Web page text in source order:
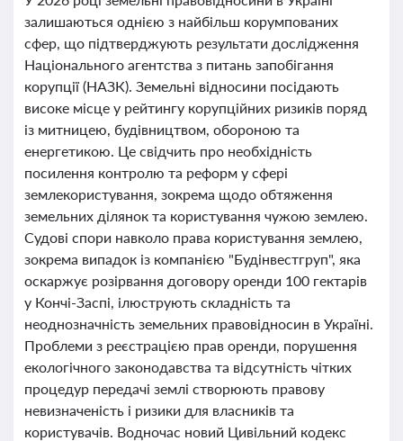
залишаються однією з найбільш корумпованих
сфер, що підтверджують результати дослідження
Національного агентства з питань запобігання
корупції (НАЗК). Земельні відносини посідають
високе місце у рейтингу корупційних ризиків поряд
із митницею, будівництвом, обороною та
енергетикою. Це свідчить про необхідність
посилення контролю та реформ у сфері
землекористування, зокрема щодо обтяження
земельних ділянок та користування чужою землею.
Судові спори навколо права користування землею,
зокрема випадок із компанією "Будінвестгруп", яка
оскаржує розірвання договору оренди 100 гектарів
у Кончі-Заспі, ілюструють складність та
неоднозначність земельних правовідносин в Україні.
Проблеми з реєстрацією прав оренди, порушення
екологічного законодавства та відсутність чітких
процедур передачі землі створюють правову
невизначеність і ризики для власників та
користувачів. Водночас новий Цивільний кодекс